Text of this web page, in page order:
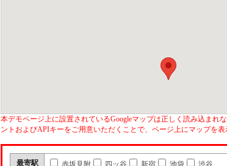
本デモページ上に設置されているGoogleマップは正しく読み込まれ
ントおよびAPIキーをご用意いただくことで、ページ上にマップを表
最寄駅 赤坂見附 四ッ谷 新宿 池袋 渋谷